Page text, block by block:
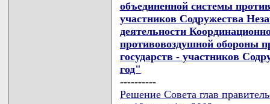
объединенной системы
участников Содружества
деятельности
противовоздушной обороны
государств - участников
год"
----------
Решение Совета глав